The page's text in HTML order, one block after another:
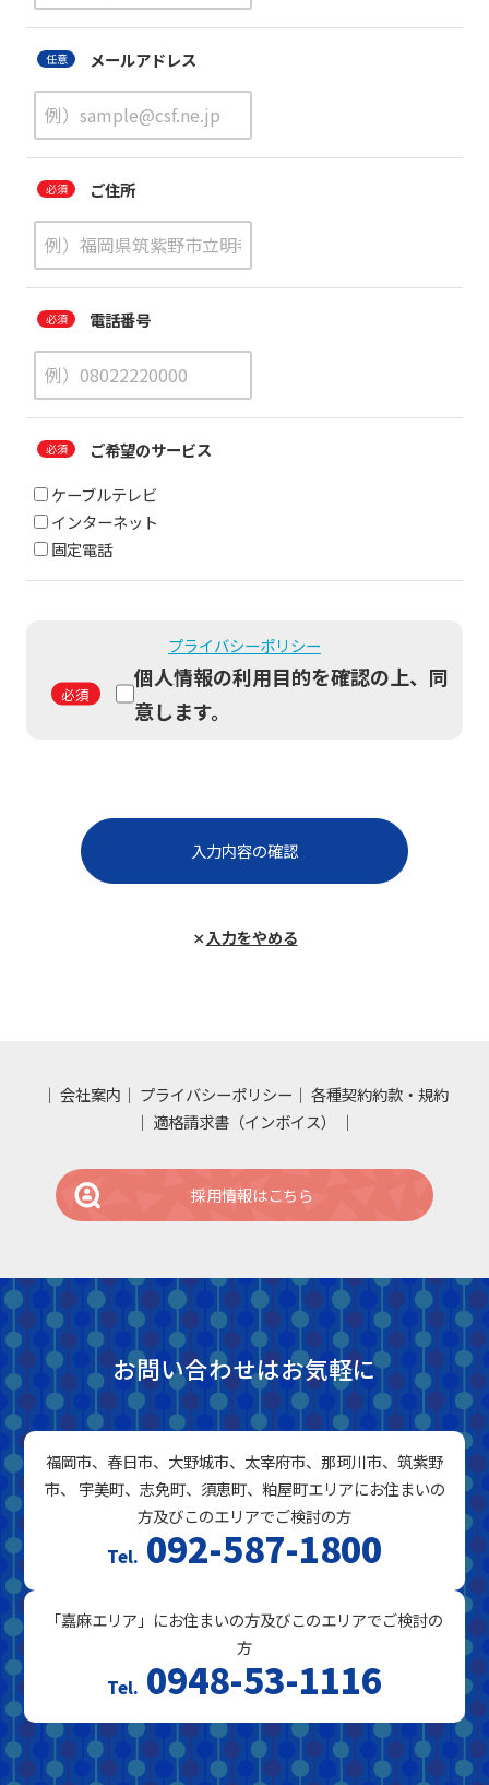
メールアドレス
ご住所
電話番号
ご希望のサービス
ケーブルテレビ
インターネット
固定電話
プライバシーポリシー
個人情報の利用目的を確認の上、同
意します。
入力をやめる
会社案内 プライバシーポリシー
各種契約約款・規約
適格請求書（インボイス）
採用情報はこちら
お問い合わせはお気軽に
福岡市、春日市、大野城市、太宰府市、那珂川市、筑紫野
市、 宇美町、志免町、須恵町、粕屋町エリアにお住まいの
方及びこのエリアでご検討の方
092-587-1800
「嘉麻エリア」にお住まいの方及びこのエリアでご検討の
方
0948-53-1116